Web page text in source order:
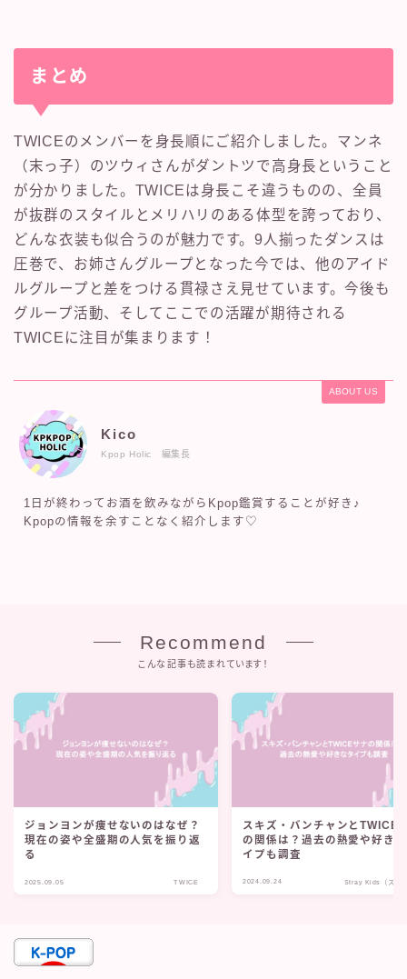
まとめ
TWICEのメンバーを身長順にご紹介しました。マンネ
（末っ子）のツウィさんがダントツで高身長ということ
が分かりました。TWICEは身長こそ違うものの、全員
が抜群のスタイルとメリハリのある体型を誇っており、
どんな衣装も似合うのが魅力です。9人揃ったダンスは
圧巻で、お姉さんグループとなった今では、他のアイド
ルグループと差をつける貫禄さえ見せています。今後も
グループ活動、そしてここでの活躍が期待される
TWICEに注目が集まります！
ABOUT US
Kico
Kpop Holic 編集長
1日が終わってお酒を飲みながらKpop鑑賞することが好き♪
Kpopの情報を余すことなく紹介します♡
Recommend
こんな記事も読まれています！
ジョンヨンが痩せないのはなぜ？
現在の姿や全盛期の人気を振り返
る
2025.09.05 TWICE
スキズ・バンチャンとTWICE
の関係は？過去の熱愛や好き
イプも調査
2024.09.24 Stray Kids（スキ